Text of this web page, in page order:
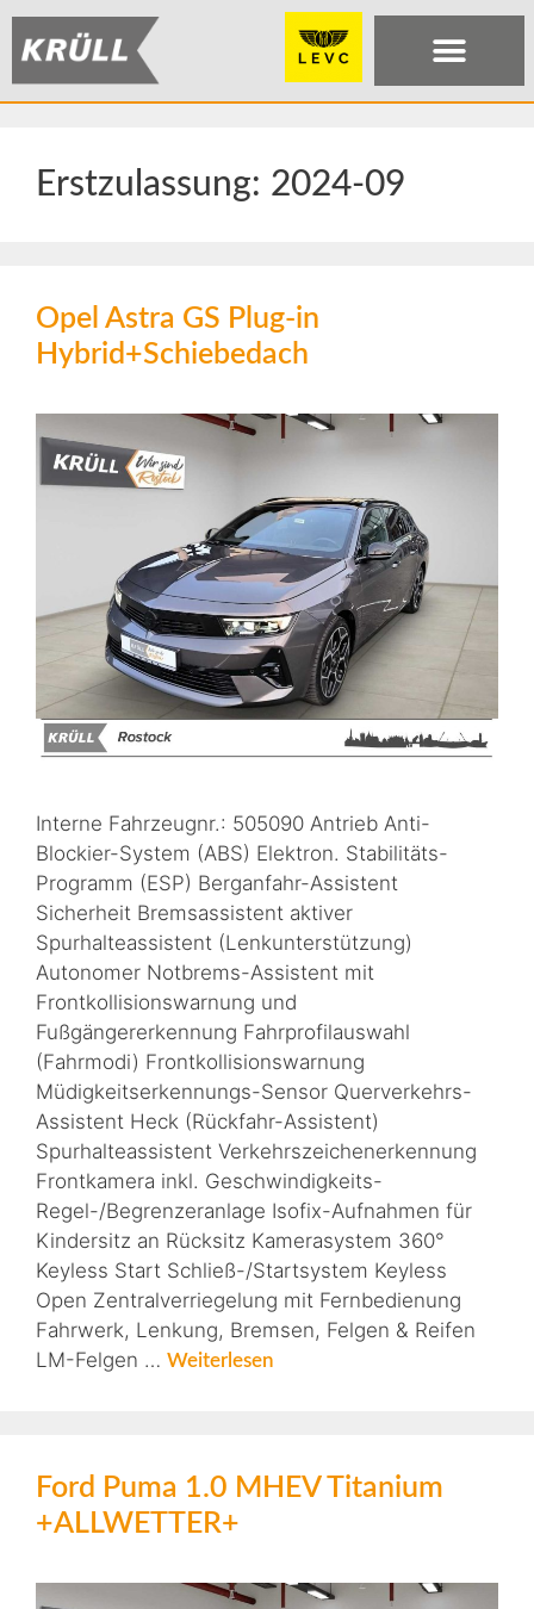
Erstzulassung: 2024-09
Opel Astra GS Plug-in
Hybrid+Schiebedach
Interne Fahrzeugnr.: 505090 Antrieb Anti-
Blockier-System (ABS) Elektron. Stabilitäts-
Programm (ESP) Berganfahr-Assistent
Sicherheit Bremsassistent aktiver
Spurhalteassistent (Lenkunterstützung)
Autonomer Notbrems-Assistent mit
Frontkollisionswarnung und
Fußgängererkennung Fahrprofilauswahl
(Fahrmodi) Frontkollisionswarnung
Müdigkeitserkennungs-Sensor Querverkehrs-
Assistent Heck (Rückfahr-Assistent)
Spurhalteassistent Verkehrszeichenerkennung
Frontkamera inkl. Geschwindigkeits-
Regel-/Begrenzeranlage Isofix-Aufnahmen für
Kindersitz an Rücksitz Kamerasystem 360°
Keyless Start Schließ-/Startsystem Keyless
Open Zentralverriegelung mit Fernbedienung
Fahrwerk, Lenkung, Bremsen, Felgen & Reifen
LM-Felgen … Weiterlesen
Ford Puma 1.0 MHEV Titanium
+ALLWETTER+